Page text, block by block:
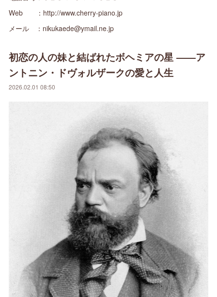
Web ：http://www.cherry-piano.jp
メール ：nikukaede@ymail.ne.jp
初恋の人の妹と結ばれたボヘミアの星 ――ア
ントニン・ドヴォルザークの愛と人生
2026.02.01 08:50